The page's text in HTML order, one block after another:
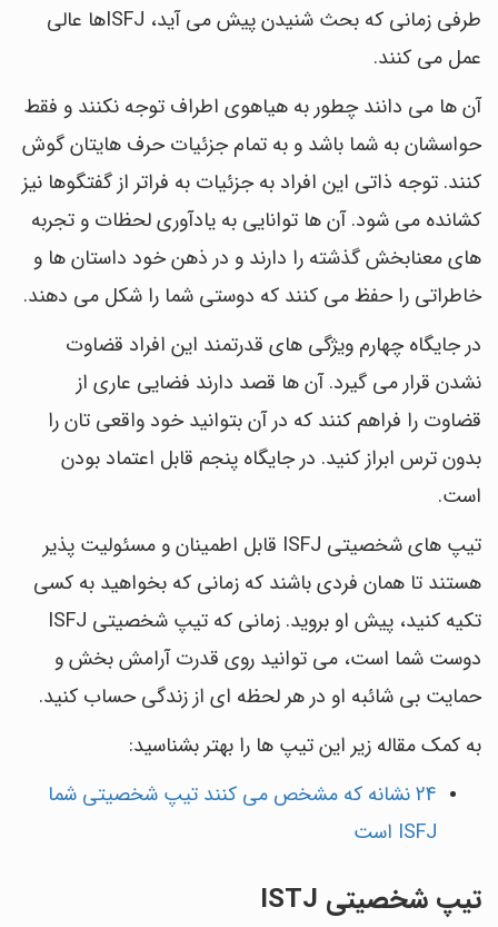
طرفی زمانی که بحث شنیدن پیش می آید، ISFJها عالی
عمل می کنند.
آن ها می دانند چطور به هیاهوی اطراف توجه نکنند و فقط
حواسشان به شما باشد و به تمام جزئیات حرف هایتان گوش
کنند. توجه ذاتی این افراد به جزئیات به فراتر از گفتگوها نیز
کشانده می شود. آن ها توانایی به یادآوری لحظات و تجربه
های معنابخش گذشته را دارند و در ذهن خود داستان ها و
خاطراتی را حفظ می کنند که دوستی شما را شکل می دهند.
در جایگاه چهارم ویژگی های قدرتمند این افراد قضاوت
نشدن قرار می گیرد. آن ها قصد دارند فضایی عاری از
قضاوت را فراهم کنند که در آن بتوانید خود واقعی تان را
بدون ترس ابراز کنید. در جایگاه پنجم قابل اعتماد بودن
است.
تیپ های شخصیتی ISFJ قابل اطمینان و مسئولیت پذیر
هستند تا همان فردی باشند که زمانی که بخواهید به کسی
تکیه کنید، پیش او بروید. زمانی که تیپ شخصیتی ISFJ
دوست شما است، می توانید روی قدرت آرامش بخش و
حمایت بی شائبه او در هر لحظه ای از زندگی حساب کنید.
به کمک مقاله زیر این تیپ ها را بهتر بشناسید:
24 نشانه که مشخص می کنند تیپ شخصیتی شما
ISFJ است
تیپ شخصیتی ISTJ